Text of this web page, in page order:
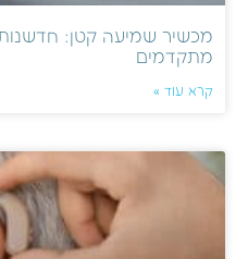
מכשיר שמיעה קטן:
מתקדמים
קרא עוד »